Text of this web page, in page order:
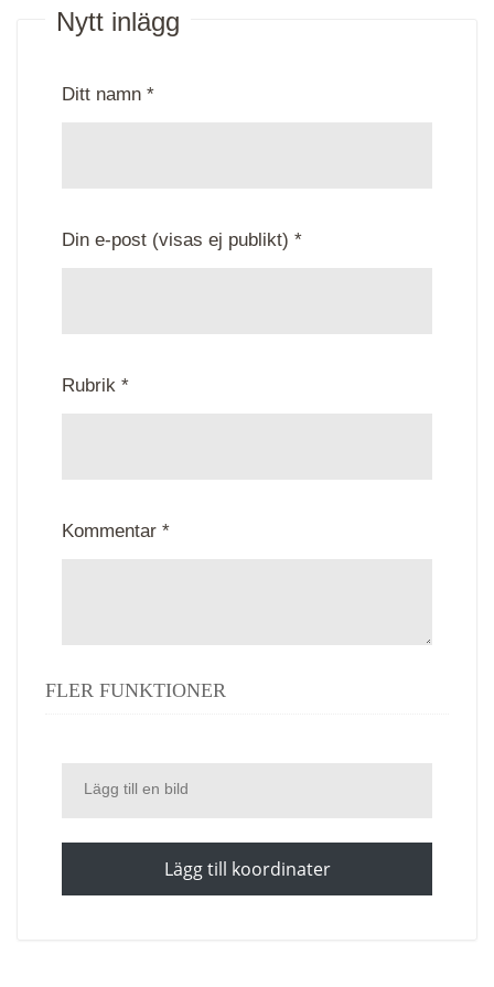
Nytt inlägg
Ditt namn *
Din e-post (visas ej publikt) *
Rubrik *
Kommentar *
FLER FUNKTIONER
Lägg till en bild
Lägg till koordinater